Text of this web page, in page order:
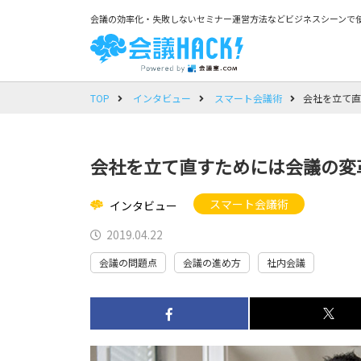
会議の効率化・失敗しないセミナー運営方法などビジネスシーンで
TOP インタビュー スマート会議術 会社を立て
会社を立て直すためには会議の
インタビュー
スマート会議術
2019.04.22
会議の問題点 会議の進め方 社内会議